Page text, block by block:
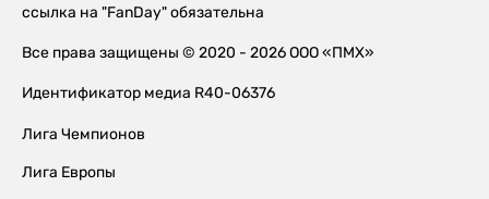
ссылка на "FanDay" обязательна
Все права защищены © 2020 - 2026 ООО «ПМХ»
Идентификатор медиа R40-06376
Лига Чемпионов
Лига Европы